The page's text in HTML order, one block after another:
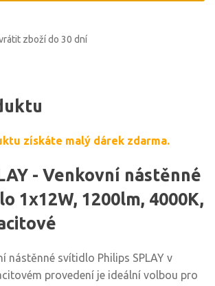
zboží do 30 dní
získáte malý dárek zdarma.
- Venkovní nástěnné
1x12W, 1200lm, 4000K,
nástěnné svítidlo Philips SPLAY v
provedení je ideální volbou pro